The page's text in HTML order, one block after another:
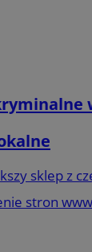
sklep z
stron